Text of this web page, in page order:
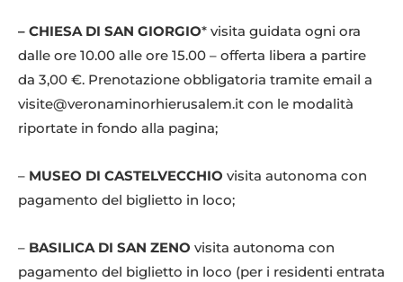
– CHIESA DI SAN GIORGIO* visita guidata ogni ora
dalle ore 10.00 alle ore 15.00 – offerta libera a partire
da 3,00 €. Prenotazione obbligatoria tramite email a
visite@veronaminorhierusalem.it con le modalità
riportate in fondo alla pagina;
– MUSEO DI CASTELVECCHIO visita autonoma con
pagamento del biglietto in loco;
– BASILICA DI SAN ZENO visita autonoma con
pagamento del biglietto in loco (per i residenti entrata